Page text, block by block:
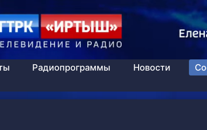
Радиопрограммы Новости